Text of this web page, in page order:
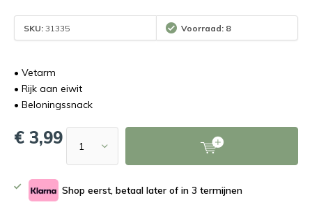
SKU: 31335 Voorraad: 8
• Vetarm
• Rijk aan eiwit
• Beloningssnack
€ 3,99
Shop eerst, betaal later of in 3 termijnen